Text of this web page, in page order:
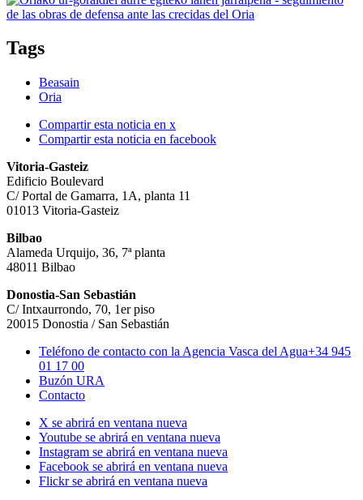
Tags
Beasain
Oria
Compartir esta noticia en x
Compartir esta noticia en facebook
Vitoria-Gasteiz
Edificio Boulevard
C/ Portal de Gamarra, 1A, planta 11
01013 Vitoria-Gasteiz
Bilbao
Alameda Urquijo, 36, 7ª planta
48011 Bilbao
Donostia-San Sebastián
C/ Intxaurrondo, 70, 1er piso
20015 Donostia / San Sebastián
Teléfono de contacto con la Agencia Vasca del Agua+34 945
01 17 00
Buzón URA
Contacto
X se abrirá en ventana nueva
Youtube se abrirá en ventana nueva
Instagram se abrirá en ventana nueva
Facebook se abrirá en ventana nueva
Flickr se abrirá en ventana nueva